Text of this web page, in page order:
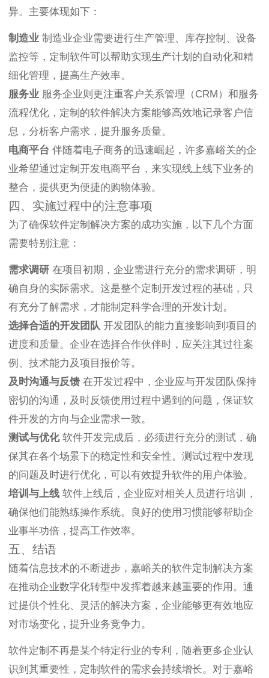
异。主要体现如下：
制造业 制造业企业需要进行生产管理、库存控制、设备
监控等，定制软件可以帮助实现生产计划的自动化和精
细化管理，提高生产效率。
服务业 服务企业则更注重客户关系管理（CRM）和服务
流程优化，定制的软件解决方案能够高效地记录客户信
息，分析客户需求，提升服务质量。
电商平台 伴随着电子商务的迅速崛起，许多嘉峪关的企
业希望通过定制开发电商平台，来实现线上线下业务的
整合，提供更为便捷的购物体验。
四、实施过程中的注意事项
为了确保软件定制解决方案的成功实施，以下几个方面
需要特别注意：
需求调研 在项目初期，企业需进行充分的需求调研，明
确自身的实际需求。这是整个定制开发过程的基础，只
有充分了解需求，才能制定科学合理的开发计划。
选择合适的开发团队 开发团队的能力直接影响到项目的
进度和质量。企业在选择合作伙伴时，应关注其过往案
例、技术能力及项目报价等。
及时沟通与反馈 在开发过程中，企业应与开发团队保持
密切的沟通，及时反馈使用过程中遇到的问题，保证软
件开发的方向与企业需求一致。
测试与优化软件开发完成后，必须进行充分的测试，确
保其在各个场景下的稳定性和安全性。测试过程中发现
的问题及时进行优化，可以有效提升软件的用户体验。
培训与上线 软件上线后，企业应对相关人员进行培训，
确保他们能熟练操作系统。良好的使用习惯能够帮助企
业事半功倍，提高工作效率。
五、结语
随着信息技术的不断进步，嘉峪关的软件定制解决方案
在推动企业数字化转型中发挥着越来越重要的作用。通
过提供个性化、灵活的解决方案，企业能够更有效地应
对市场变化，提升业务竞争力。
软件定制不再是某个特定行业的专利，随着更多企业认
识到其重要性，定制软件的需求会持续增长。对于嘉峪